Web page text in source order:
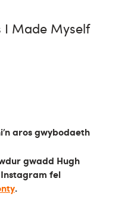
I Made Myself
aros gwybodaeth
gwadd Hugh
fel
.